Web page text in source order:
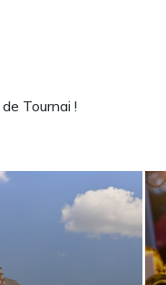
Tournai !